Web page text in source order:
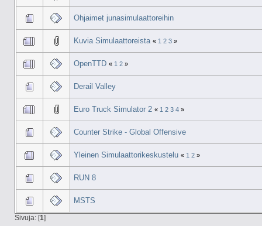
Ohjaimet junasimulaattoreihin
Kuvia Simulaattoreista « 1 2 3»
OpenTTD « 1 2»
Derail Valley
Euro Truck Simulator 2 « 1 2 3 4»
Counter Strike - Global Offensive
Yleinen Simulaattorikeskustelu « 1 2»
RUN 8
MSTS
Sivuja: [1]